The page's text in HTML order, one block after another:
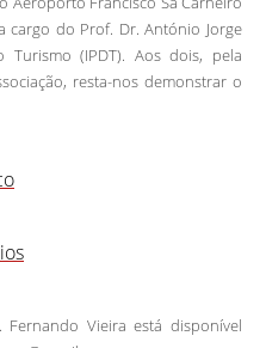
cargo do Prof. Dr. António Jorge
(IPDT). Aos dois, pela
resta-nos demonstrar o
Vieira está disponível